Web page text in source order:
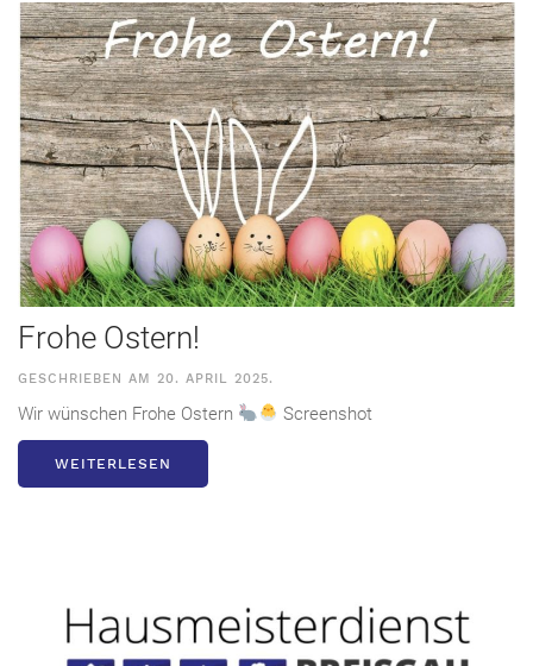
Frohe Ostern!
GESCHRIEBEN AM 20. APRIL 2025.
Wir wünschen Frohe Ostern Screenshot
WEITERLESEN